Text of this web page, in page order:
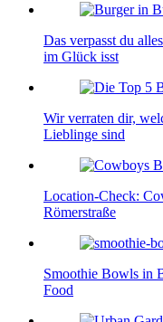
Das verpasst du
im Glück isst
Wir verraten dir,
Lieblinge sind
Location-Check:
Römerstraße
Smoothie Bowls in
Food